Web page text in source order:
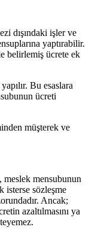
dışındaki işler ve
yaptırabilir.
belirlemiş ücrete ek
Bu esaslara
ücreti
müşterek ve
mensubunun
isterse sözleşme
Ancak;
azaltılmasını ya